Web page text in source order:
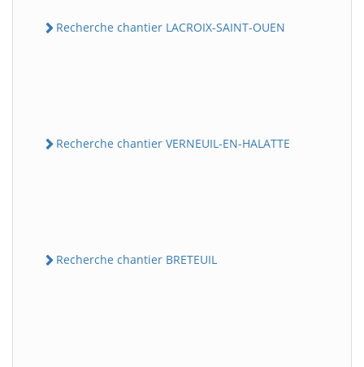
Recherche chantier LACROIX-SAINT-OUEN
Recherche chantier VERNEUIL-EN-HALATTE
Recherche chantier BRETEUIL